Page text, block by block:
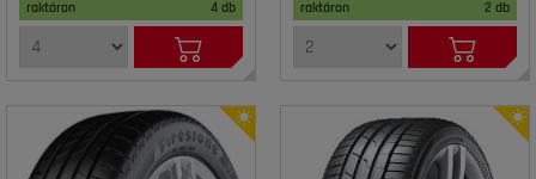
raktáron 4 db raktáron 2 db